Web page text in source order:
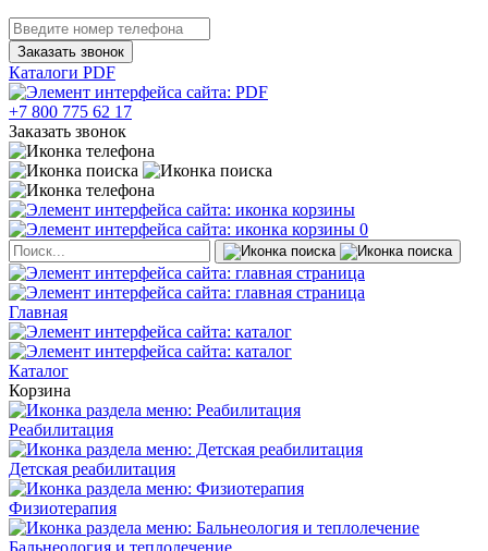
Заказать звонок
Каталоги PDF
+7 800 775 62 17
Заказать звонок
0
Главная
Каталог
Корзина
Реабилитация
Детская реабилитация
Физиотерапия
Бальнеология и теплолечение